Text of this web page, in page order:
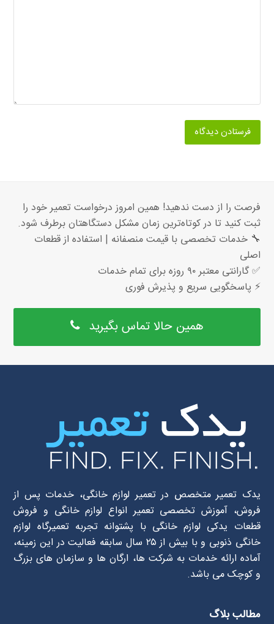
فرصت را از دست ندهید! همین امروز درخواست تعمیر خود را
ثبت کنید تا در کوتاه‌ترین زمان مشکل دستگاهتان برطرف شود.
🔧 خدمات تخصصی با قیمت منصفانه | استفاده از قطعات
اصلی
✅ گارانتی معتبر ۹۰ روزه برای تمام خدمات
⚡ پاسخگویی سریع و پذیرش فوری
همین حالا تماس بگیرید
یدک تعمیر متخصص در تعمیر لوازم خانگی، خدمات پس از
فروش، آموزش تخصصی تعمیر انواع لوازم خانگی و فروش
قطعات یدکی لوازم خانگی با پشتوانه تجربه تعمیرگاه لوازم
خانگی ذنوبی و با بیش از ۲۵ سال سابقه فعالیت در این زمینه،
آماده ارائه خدمات به شرکت ها، ارگان ها و سازمان های بزرگ
و کوچک می باشد.
مطالب بلاگ